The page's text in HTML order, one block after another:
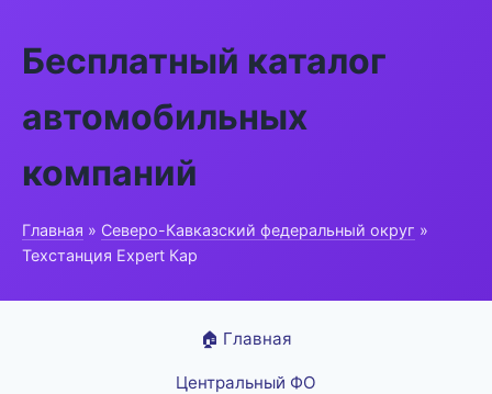
Бесплатный каталог
автомобильных
компаний
Главная » Северо-Кавказский федеральный округ »
Техстанция Expert Кар
🏠 Главная
Центральный ФО